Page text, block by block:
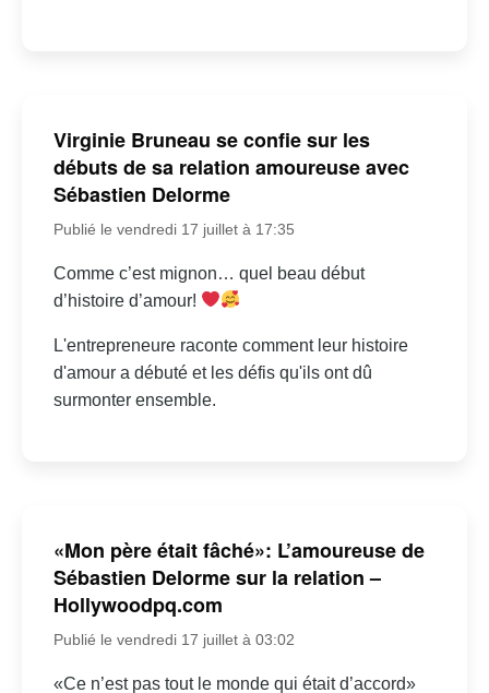
Virginie Bruneau se confie sur les
débuts de sa relation amoureuse avec
Sébastien Delorme
Publié le vendredi 17 juillet à 17:35
Comme c’est mignon… quel beau début
d’histoire d’amour!
L'entrepreneure raconte comment leur histoire
d'amour a débuté et les défis qu'ils ont dû
surmonter ensemble.
«Mon père était fâché»: L’amoureuse de
Sébastien Delorme sur la relation –
Hollywoodpq.com
Publié le vendredi 17 juillet à 03:02
«Ce n’est pas tout le monde qui était d’accord»